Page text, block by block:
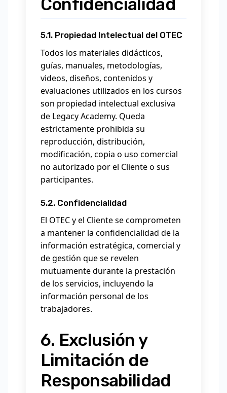
Confidencialidad
5.1. Propiedad Intelectual del OTEC
Todos los materiales didácticos,
guías, manuales, metodologías,
videos, diseños, contenidos y
evaluaciones utilizados en los cursos
son propiedad intelectual exclusiva
de Legacy Academy. Queda
estrictamente prohibida su
reproducción, distribución,
modificación, copia o uso comercial
no autorizado por el Cliente o sus
participantes.
5.2. Confidencialidad
El OTEC y el Cliente se comprometen
a mantener la confidencialidad de la
información estratégica, comercial y
de gestión que se revelen
mutuamente durante la prestación
de los servicios, incluyendo la
información personal de los
trabajadores.
6. Exclusión y
Limitación de
Responsabilidad